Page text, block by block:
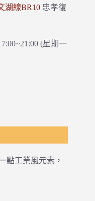
湖線BR10 忠孝復
(星期一
點工業風元素，